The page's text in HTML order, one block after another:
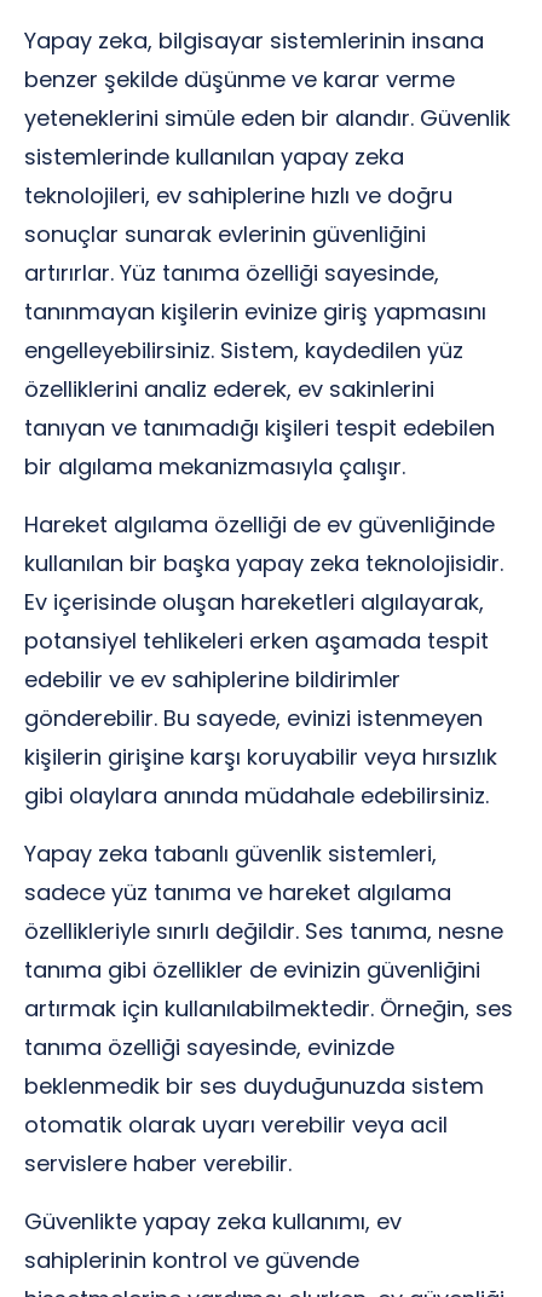
Yapay zeka, bilgisayar sistemlerinin insana
benzer şekilde düşünme ve karar verme
yeteneklerini simüle eden bir alandır. Güvenlik
sistemlerinde kullanılan yapay zeka
teknolojileri, ev sahiplerine hızlı ve doğru
sonuçlar sunarak evlerinin güvenliğini
artırırlar. Yüz tanıma özelliği sayesinde,
tanınmayan kişilerin evinize giriş yapmasını
engelleyebilirsiniz. Sistem, kaydedilen yüz
özelliklerini analiz ederek, ev sakinlerini
tanıyan ve tanımadığı kişileri tespit edebilen
bir algılama mekanizmasıyla çalışır.
Hareket algılama özelliği de ev güvenliğinde
kullanılan bir başka yapay zeka teknolojisidir.
Ev içerisinde oluşan hareketleri algılayarak,
potansiyel tehlikeleri erken aşamada tespit
edebilir ve ev sahiplerine bildirimler
gönderebilir. Bu sayede, evinizi istenmeyen
kişilerin girişine karşı koruyabilir veya hırsızlık
gibi olaylara anında müdahale edebilirsiniz.
Yapay zeka tabanlı güvenlik sistemleri,
sadece yüz tanıma ve hareket algılama
özellikleriyle sınırlı değildir. Ses tanıma, nesne
tanıma gibi özellikler de evinizin güvenliğini
artırmak için kullanılabilmektedir. Örneğin, ses
tanıma özelliği sayesinde, evinizde
beklenmedik bir ses duyduğunuzda sistem
otomatik olarak uyarı verebilir veya acil
servislere haber verebilir.
Güvenlikte yapay zeka kullanımı, ev
sahiplerinin kontrol ve güvende